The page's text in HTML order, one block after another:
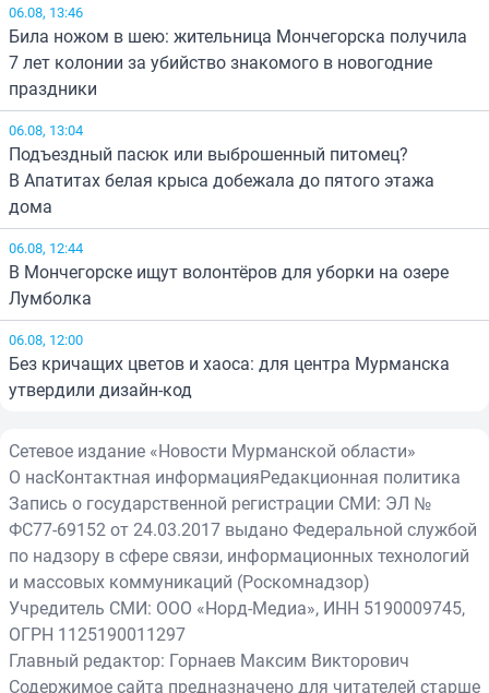
06.08, 13:46
Била ножом в шею: жительница Мончегорска получила
7 лет колонии за убийство знакомого в новогодние
праздники
06.08, 13:04
Подъездный пасюк или выброшенный питомец?
В Апатитах белая крыса добежала до пятого этажа
дома
06.08, 12:44
В Мончегорске ищут волонтёров для уборки на озере
Лумболка
06.08, 12:00
Без кричащих цветов и хаоса: для центра Мурманска
утвердили дизайн-код
Сетевое издание «Новости Мурманской области»
О насКонтактная информацияРедакционная политика
Запись о государственной регистрации СМИ: ЭЛ №
ФС77-69152 от 24.03.2017 выдано Федеральной службой
по надзору в сфере связи, информационных технологий
и массовых коммуникаций (Роскомнадзор)
Учредитель СМИ: ООО «Норд-Медиа», ИНН 5190009745,
ОГРН 1125190011297
Главный редактор: Горнаев Максим Викторович
Содержимое сайта предназначено для читателей старше